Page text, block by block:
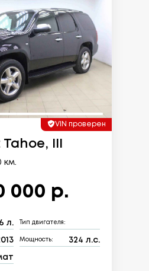
VIN проверен
III
км.
000 р.
6 л. Тип двигателя:
Мощность: 324 л.с.